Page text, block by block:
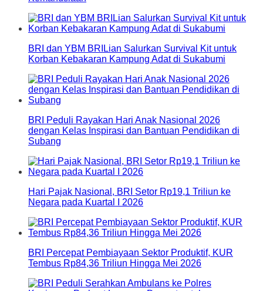
BRI dan YBM BRILian Salurkan Survival Kit untuk
Korban Kebakaran Kampung Adat di Sukabumi
BRI Peduli Rayakan Hari Anak Nasional 2026
dengan Kelas Inspirasi dan Bantuan Pendidikan di
Subang
Hari Pajak Nasional, BRI Setor Rp19,1 Triliun ke
Negara pada Kuartal I 2026
BRI Percepat Pembiayaan Sektor Produktif, KUR
Tembus Rp84,36 Triliun Hingga Mei 2026